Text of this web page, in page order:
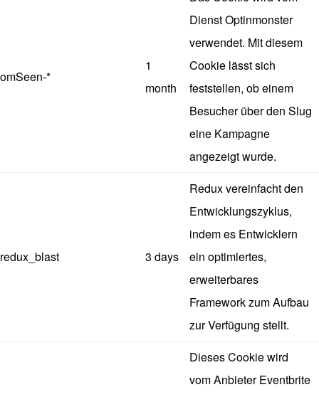
omSeen-*
1
month
Dienst Optinmonster
verwendet. Mit diesem
Cookie lässt sich
feststellen, ob einem
Besucher über den Slug
eine Kampagne
angezeigt wurde.
redux_blast 3 days
Redux vereinfacht den
Entwicklungszyklus,
indem es Entwicklern
ein optimiertes,
erweiterbares
Framework zum Aufbau
zur Verfügung stellt.
Dieses Cookie wird
vom Anbieter Eventbrite